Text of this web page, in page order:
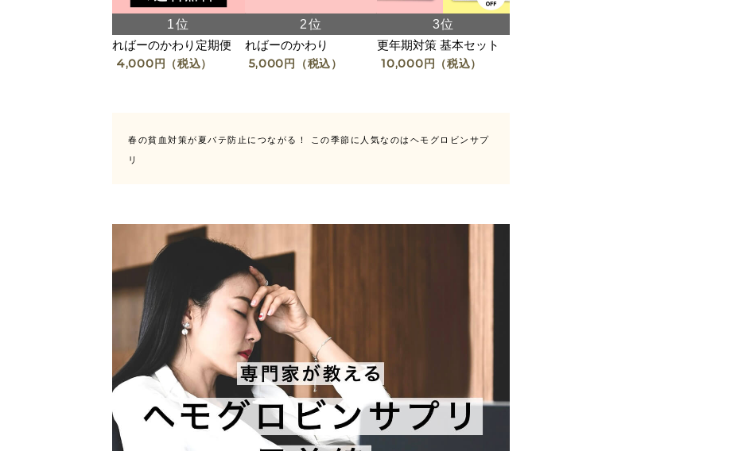
ればーのかわり定期便
4,000円（税込）
ればーのかわり
5,000円（税込）
更年期対策 基本セット
10,000円（税込）
春の貧血対策が夏バテ防止につながる！ この季節に人気なのはヘモグロビンサプ
リ